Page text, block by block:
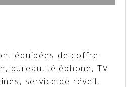
équipées de coffre-
bureau, téléphone, TV
service de réveil,